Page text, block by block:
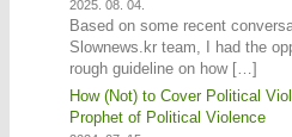
2025. 08. 04.
Based on some recent
Slownews.kr team, I had the
rough guideline on how […]
How (Not) to Cover Political
Prophet of Political Violence